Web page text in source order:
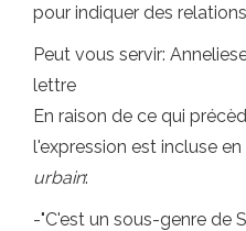
pour indiquer des
Peut vous servir:
lettre
En raison de ce qui
l'expression est incluse
urbain:
-"C'est un sous-genre de